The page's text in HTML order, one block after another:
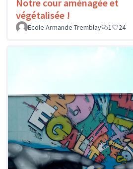
Notre cour aménagée et
végétalisée !
Ecole Armande Tremblay
1 24